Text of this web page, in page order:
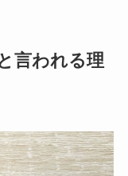
言われる理